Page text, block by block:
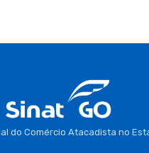
do Comércio Atacadista no